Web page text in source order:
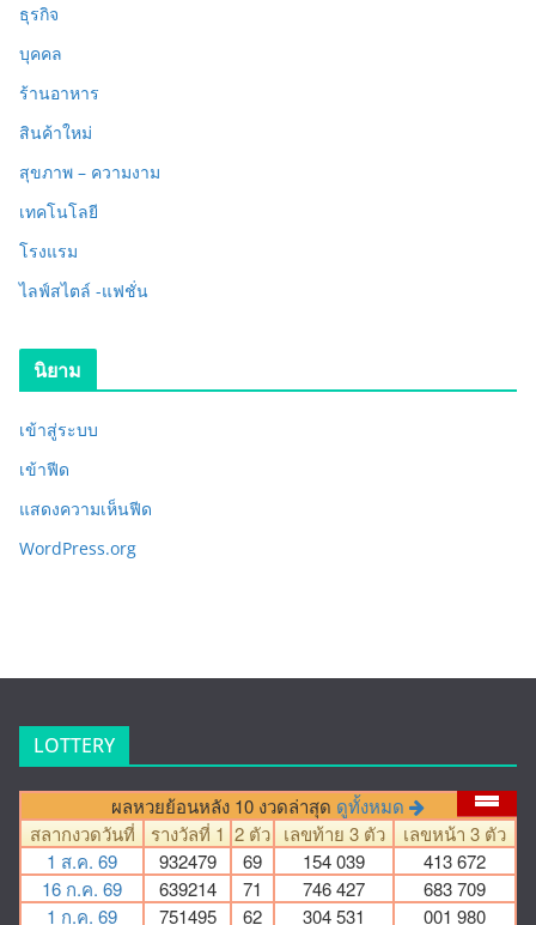
ธุรกิจ
บุคคล
ร้านอาหาร
สินค้าใหม่
สุขภาพ – ความงาม
เทคโนโลยี
โรงแรม
ไลฟ์สไตล์ -แฟชั่น
นิยาม
เข้าสู่ระบบ
เข้าฟีด
แสดงความเห็นฟีด
WordPress.org
LOTTERY